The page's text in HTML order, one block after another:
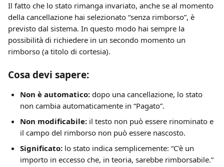
Il fatto che lo stato rimanga invariato, anche se al momento
della cancellazione hai selezionato “senza rimborso”, è
previsto dal sistema. In questo modo hai sempre la
possibilità di richiedere in un secondo momento un
rimborso (a titolo di cortesia).
Cosa devi sapere:
Non è automatico: dopo una cancellazione, lo stato
non cambia automaticamente in “Pagato”.
Non modificabile: il testo non può essere rinominato e
il campo del rimborso non può essere nascosto.
Significato: lo stato indica semplicemente: “C'è un
importo in eccesso che, in teoria, sarebbe rimborsabile.”